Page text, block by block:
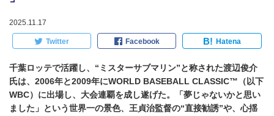
2025.11.17
Twitter Facebook B! Hatena
千葉ロッテで活躍し、“ミスターサブマリン”と称された渡辺俊介
氏は、2006年と2009年にWORLD BASEBALL CLASSIC™（以下
WBC）に出場し、大会連覇を成し遂げた。「夢じゃないかと思い
ました」という世界一の景色、王貞治監督の“直接勧誘”や、心揺